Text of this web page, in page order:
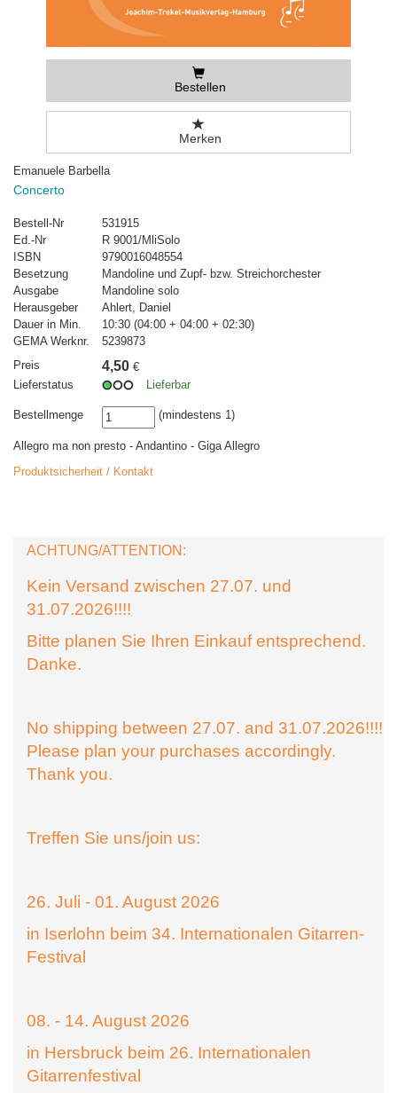
Bestellen
Merken
Emanuele Barbella
Concerto
Bestell-Nr
531915
Ed.-Nr
R 9001/MliSolo
ISBN
9790016048554
Besetzung
Mandoline und Zupf- bzw. Streichorchester
Ausgabe
Mandoline solo
Herausgeber
Ahlert, Daniel
Dauer in Min.
10:30 (04:00 + 04:00 + 02:30)
GEMA Werknr.
5239873
Preis
4,50 €
Lieferstatus
Lieferbar
Bestellmenge (mindestens 1)
Allegro ma non presto - Andantino - Giga Allegro
Produktsicherheit / Kontakt
ACHTUNG/ATTENTION:
Kein Versand zwischen 27.07. und
31.07.2026!!!!
Bitte planen Sie Ihren Einkauf entsprechend.
Danke.
No shipping between 27.07. and 31.07.2026!!!!
Please plan your purchases accordingly.
Thank you.
Treffen Sie uns/join us:
26. Juli - 01. August 2026
in Iserlohn beim 34. Internationalen Gitarren-
Festival
08. - 14. August 2026
in Hersbruck beim 26. Internationalen
Gitarrenfestival